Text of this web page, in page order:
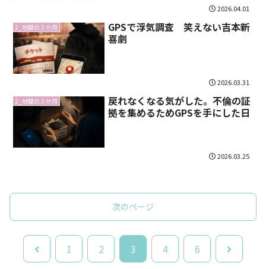
2026.04.01
2_地獄の３か月
GPSで浮気調査 笑えない吉本新
喜劇
2026.03.31
2_地獄の３か月
戻れなくなる気がした。不倫の証
拠を集めるためGPSを手にした日
2026.03.25
次のページ
前
1 2 3 4 6
次